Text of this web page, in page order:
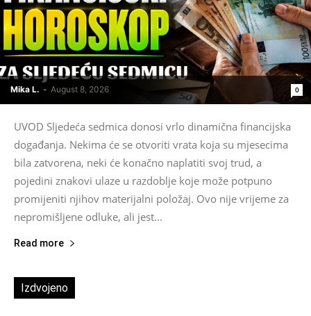
Mika L. - August 8, 2026 0
UVOD Sljedeća sedmica donosi vrlo dinamična financijska
događanja. Nekima će se otvoriti vrata koja su mjesecima
bila zatvorena, neki će konačno naplatiti svoj trud, a
pojedini znakovi ulaze u razdoblje koje može potpuno
promijeniti njihov materijalni položaj. Ovo nije vrijeme za
nepromišljene odluke, ali jest...
Read more
Izdvojeno